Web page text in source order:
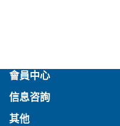
會員中心
信息咨詢
其他